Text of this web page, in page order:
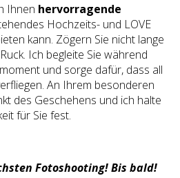
Ihnen hervorragende
Hochzeits- und LOVE
kann. Zögern Sie nicht lange
Ich begleite Sie während
und sorge dafür, dass all
An Ihrem besonderen
des Geschehens und ich halte
für Sie fest.
Fotoshooting! Bis bald!